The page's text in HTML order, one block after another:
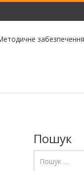
забезпечення
Пошук